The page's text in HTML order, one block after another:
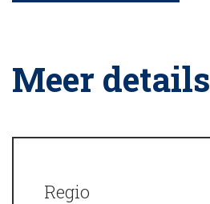
Meer details
Regio